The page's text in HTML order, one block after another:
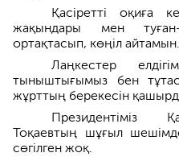
Қасіретті оқиға
жақындары мен туған-
ортақтасып, көңіл айтамын.
Лаңкестер
тыныштығымыз бен
жұрттың берекесін
Президентіміз
Тоқаевтың шұғыл
сөгілген жоқ.